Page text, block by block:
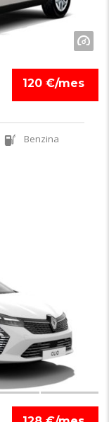
120 €/mes
Benzina